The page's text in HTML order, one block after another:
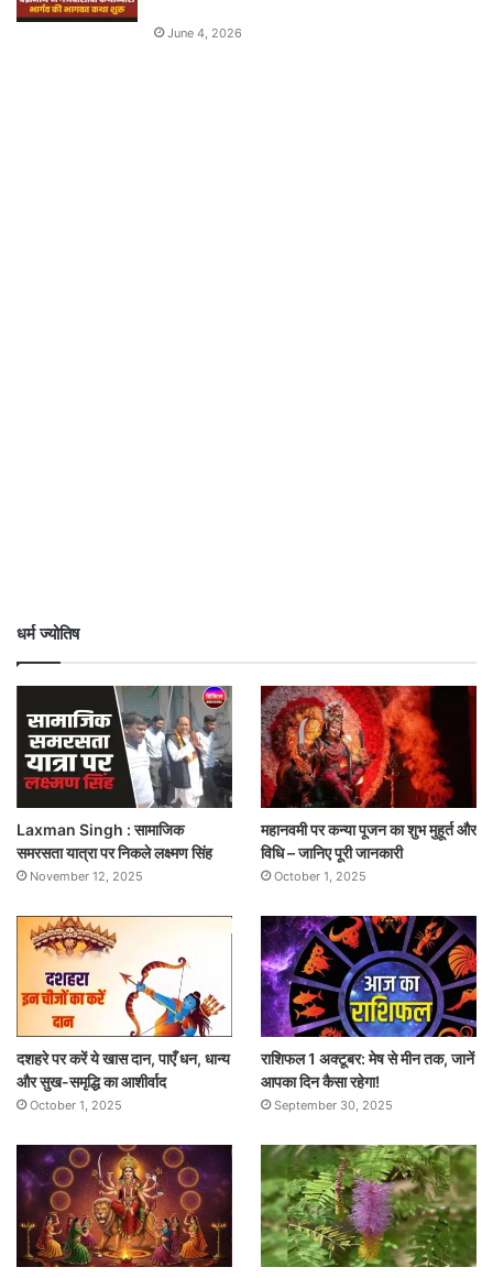
June 4, 2026
धर्म ज्योतिष
Laxman Singh : सामाजिक
समरसता यात्रा पर निकले लक्ष्मण सिंह
November 12, 2025
महानवमी पर कन्या पूजन का शुभ मुहूर्त और
विधि – जानिए पूरी जानकारी
October 1, 2025
दशहरे पर करें ये खास दान, पाएँ धन, धान्य
और सुख-समृद्धि का आशीर्वाद
October 1, 2025
राशिफल 1 अक्टूबर: मेष से मीन तक, जानें
आपका दिन कैसा रहेगा!
September 30, 2025